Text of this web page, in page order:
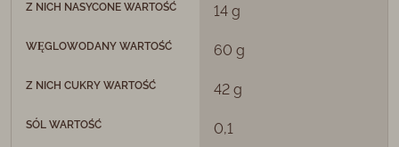
Z NICH NASYCONE WARTOŚĆ 14 g
WĘGLOWODANY WARTOŚĆ 60 g
Z NICH CUKRY WARTOŚĆ 42 g
SÓL WARTOŚĆ 0,1